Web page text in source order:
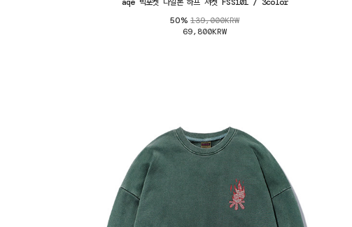
50% 139,000KRW
69,800KRW